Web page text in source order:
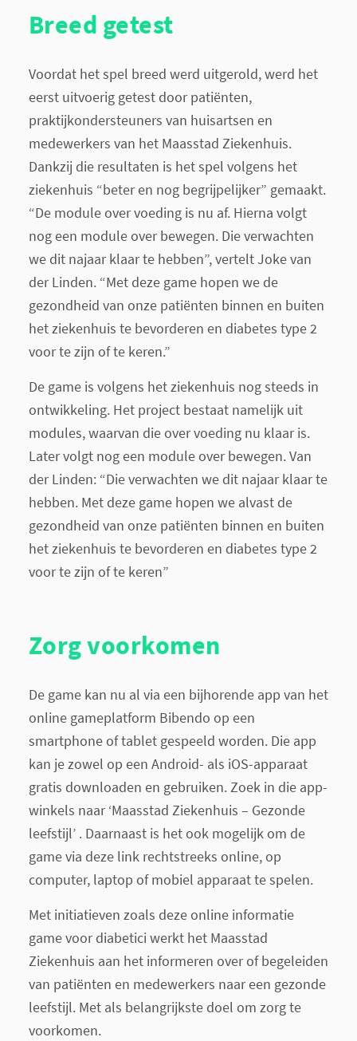
Breed getest
Voordat het spel breed werd uitgerold, werd het
eerst uitvoerig getest door patiënten,
praktijkondersteuners van huisartsen en
medewerkers van het Maasstad Ziekenhuis.
Dankzij die resultaten is het spel volgens het
ziekenhuis “beter en nog begrijpelijker” gemaakt.
“De module over voeding is nu af. Hierna volgt
nog een module over bewegen. Die verwachten
we dit najaar klaar te hebben”, vertelt Joke van
der Linden. “Met deze game hopen we de
gezondheid van onze patiënten binnen en buiten
het ziekenhuis te bevorderen en diabetes type 2
voor te zijn of te keren.”
De game is volgens het ziekenhuis nog steeds in
ontwikkeling. Het project bestaat namelijk uit
modules, waarvan die over voeding nu klaar is.
Later volgt nog een module over bewegen. Van
der Linden: “Die verwachten we dit najaar klaar te
hebben. Met deze game hopen we alvast de
gezondheid van onze patiënten binnen en buiten
het ziekenhuis te bevorderen en diabetes type 2
voor te zijn of te keren”
Zorg voorkomen
De game kan nu al via een bijhorende app van het
online gameplatform Bibendo op een
smartphone of tablet gespeeld worden. Die app
kan je zowel op een Android- als iOS-apparaat
gratis downloaden en gebruiken. Zoek in die app-
winkels naar ‘Maasstad Ziekenhuis – Gezonde
leefstijl’ . Daarnaast is het ook mogelijk om de
game via deze link rechtstreeks online, op
computer, laptop of mobiel apparaat te spelen.
Met initiatieven zoals deze online informatie
game voor diabetici werkt het Maasstad
Ziekenhuis aan het informeren over of begeleiden
van patiënten en medewerkers naar een gezonde
leefstijl. Met als belangrijkste doel om zorg te
voorkomen.